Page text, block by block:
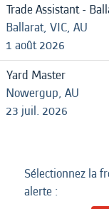
Trade Assistant -
Ballarat, VIC, AU
1 août 2026
Yard Master
Nowergup, AU
23 juil. 2026
Sélectionnez la
alerte :